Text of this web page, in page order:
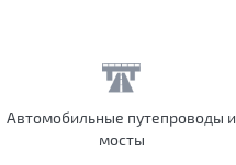
Автомобильные путепроводы и
мосты